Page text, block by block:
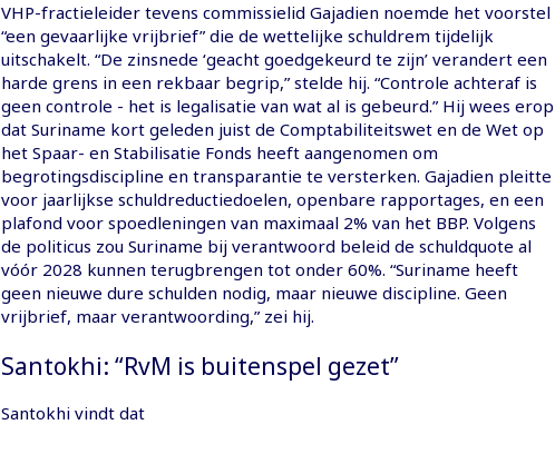
VHP-fractieleider tevens commissielid Gajadien noemde het voorstel
“een gevaarlijke vrijbrief” die de wettelijke schuldrem tijdelijk
uitschakelt. “De zinsnede ‘geacht goedgekeurd te zijn’ verandert een
harde grens in een rekbaar begrip,” stelde hij. “Controle achteraf is
geen controle - het is legalisatie van wat al is gebeurd.” Hij wees erop
dat Suriname kort geleden juist de Comptabiliteitswet en de Wet op
het Spaar- en Stabilisatie Fonds heeft aangenomen om
begrotingsdiscipline en transparantie te versterken. Gajadien pleitte
voor jaarlijkse schuldreductiedoelen, openbare rapportages, en een
plafond voor spoedleningen van maximaal 2% van het BBP. Volgens
de politicus zou Suriname bij verantwoord beleid de schuldquote al
vóór 2028 kunnen terugbrengen tot onder 60%. “Suriname heeft
geen nieuwe dure schulden nodig, maar nieuwe discipline. Geen
vrijbrief, maar verantwoording,” zei hij.
Santokhi: “RvM is buitenspel gezet”
Santokhi vindt dat